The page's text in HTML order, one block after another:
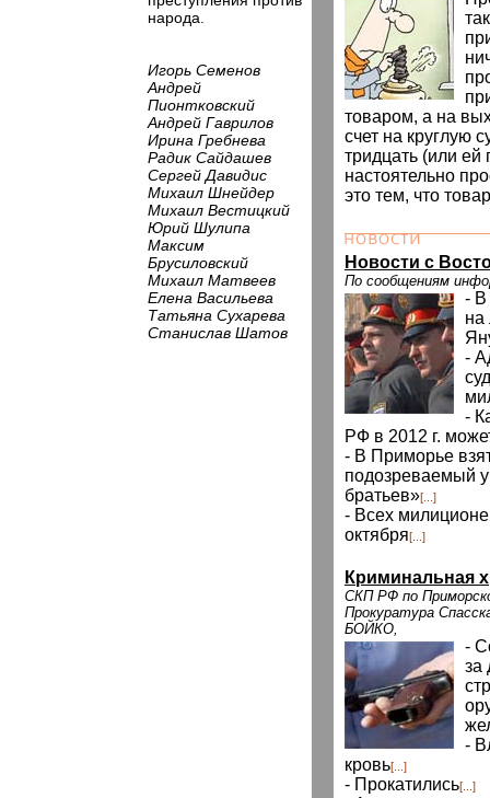
народа.
Игорь Семенов
Андрей
Пионтковский
Андрей Гаврилов
Ирина Гребнева
Радик Сайдашев
Сергей Давидис
Михаил Шнейдер
Михаил Вестицкий
Юрий Шулипа
Максим
Брусиловский
Михаил Матвеев
Елена Васильева
Татьяна Сухарева
Станислав Шатов
товаром, а на
счет на круглую
тридцать (или ей
настоятельно
это тем, что
Новости с
По сообщениям
- В
на
-
-
РФ в 2012 г.
- В Приморье
подозреваемый
братьев»[...]
- Всех
октября[...]
Криминальная
СКП РФ по
Прокуратура
БОЙКО,
-
за
-
кровь[...]
- Прокатились[...]